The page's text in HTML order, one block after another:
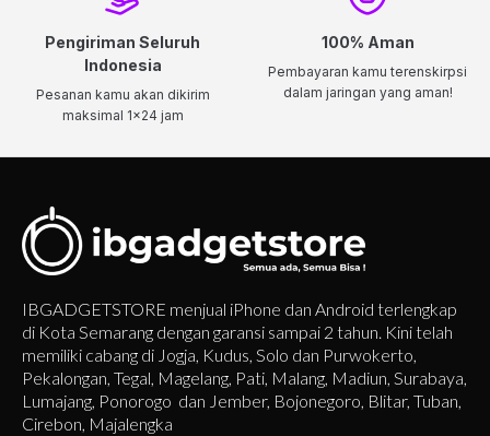
Pengiriman Seluruh
Indonesia
Pesanan kamu akan dikirim
maksimal 1x24 jam
100% Aman
Pembayaran kamu terenskirpsi
dalam jaringan yang aman!
IBGADGETSTORE menjual iPhone dan Android terlengkap
di Kota Semarang dengan garansi sampai 2 tahun. Kini telah
memiliki cabang di Jogja, Kudus, Solo dan Purwokerto,
Pekalongan, Tegal, Magelang, Pati, Malang, Madiun, Surabaya,
Lumajang, Ponorogo dan Jember, Bojonegoro, Blitar, Tuban,
Cirebon, Majalengka